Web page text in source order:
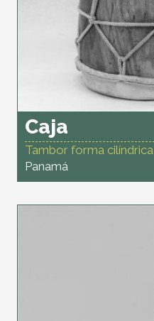
Caja
Tambor forma cilíndrica
Panamá